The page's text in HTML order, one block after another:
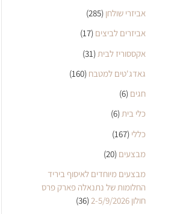
אביזרי שולחן (285)
אביזרים לביצים (17)
אקססוריז לבית (31)
גאדג'טים למטבח (160)
חגים (6)
כלי בית(6)
כללי (167)
מבצעים (20)
מבצעים מיוחדים לאיסוף ביריד
החלומות של נתנאלה פארק פרס
חולון 2-5/9/2026
(36)